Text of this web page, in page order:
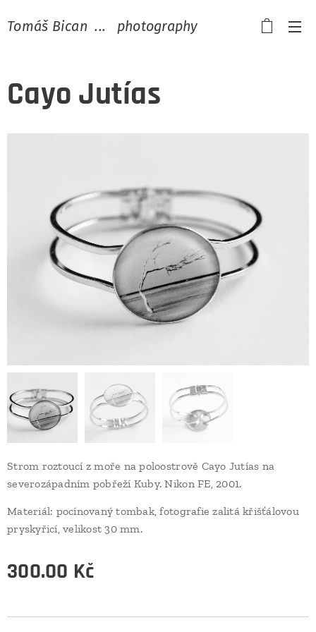
Tomáš Bican ... photography
Cayo Jutías
Strom roztoucí z moře na poloostrově Cayo Jutías na
severozápadním pobřeží Kuby. Nikon FE, 2001.
Materiál: pocínovaný tombak, fotografie zalitá křišťálovou
pryskyřicí, velikost 30 mm.
300.00 Kč